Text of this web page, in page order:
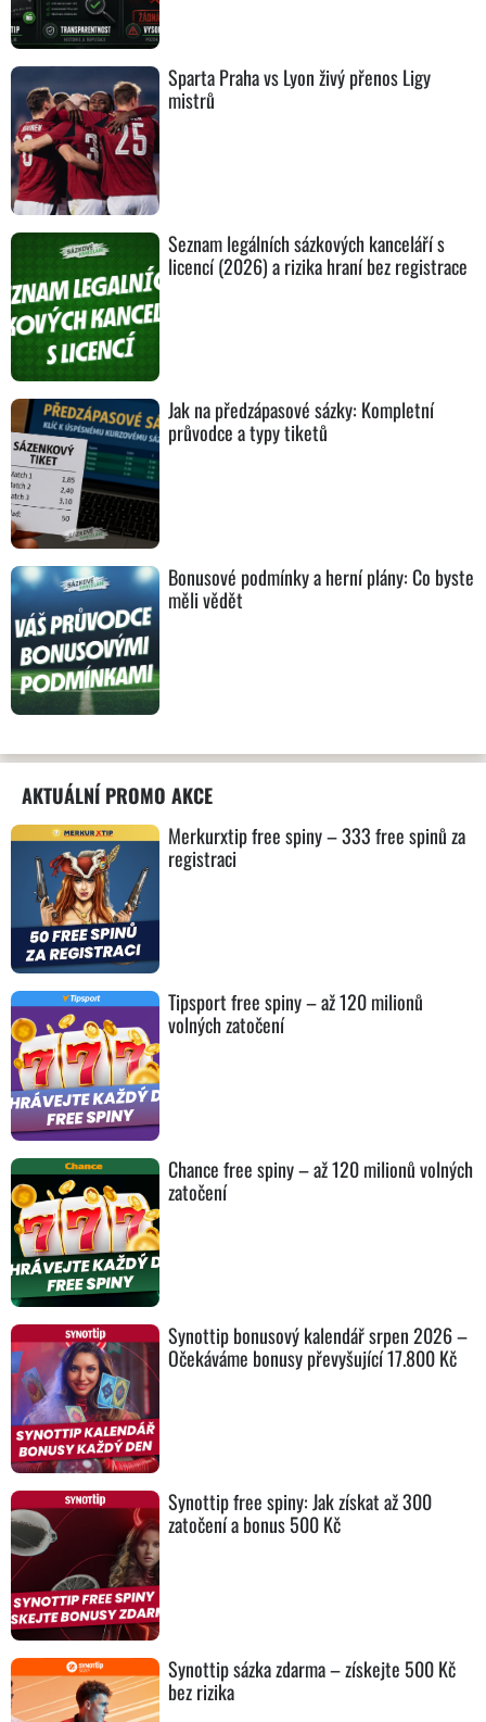
Sparta Praha vs Lyon živý přenos Ligy
mistrů
Seznam legálních sázkových kanceláří s
licencí (2026) a rizika hraní bez registrace
Jak na předzápasové sázky: Kompletní
průvodce a typy tiketů
Bonusové podmínky a herní plány: Co byste
měli vědět
AKTUÁLNÍ PROMO AKCE
Merkurxtip free spiny – 333 free spinů za
registraci
Tipsport free spiny – až 120 milionů
volných zatočení
Chance free spiny – až 120 milionů volných
zatočení
Synottip bonusový kalendář srpen 2026 –
Očekáváme bonusy převyšující 17.800 Kč
Synottip free spiny: Jak získat až 300
zatočení a bonus 500 Kč
Synottip sázka zdarma – získejte 500 Kč
bez rizika